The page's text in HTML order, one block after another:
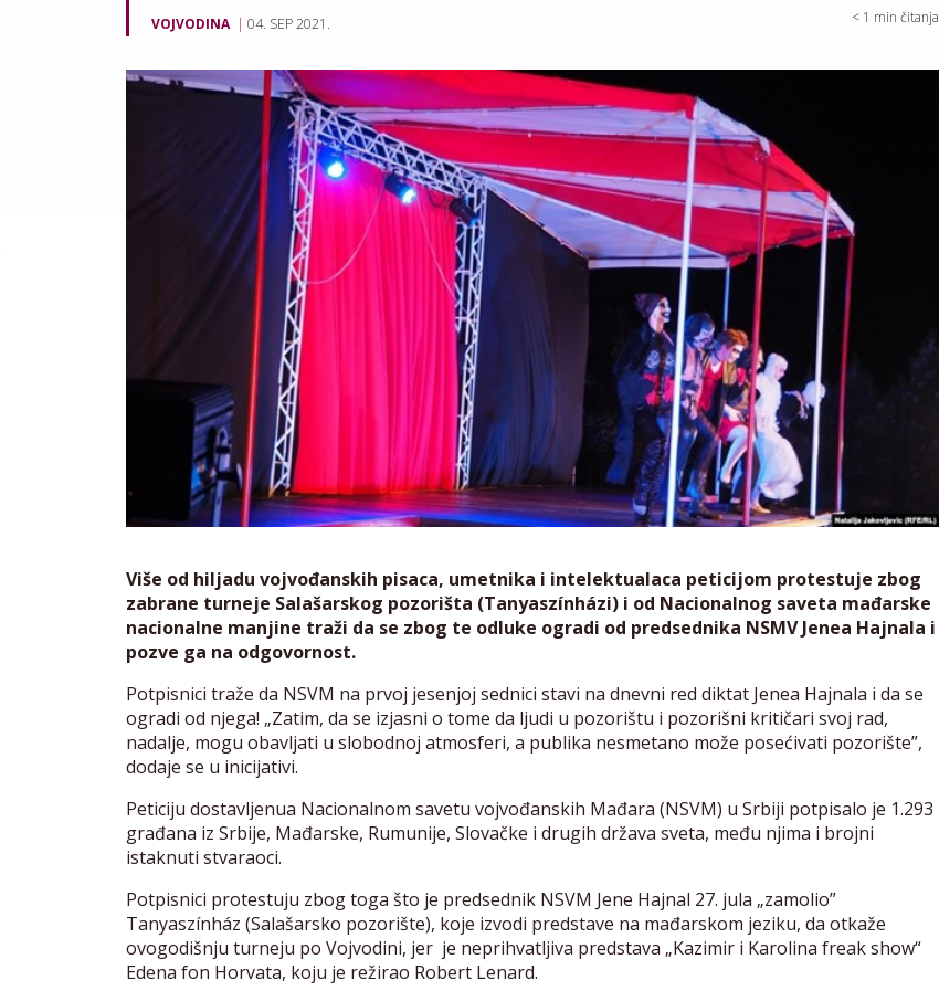
VOJVODINA 04. SEP 2021. < 1 min čitanja
Više od hiljadu vojvođanskih pisaca, umetnika i intelektualaca peticijom protestuje zbog
zabrane turneje Salašarskog pozorišta (Tanyaszínházi) i od Nacionalnog saveta mađarske
nacionalne manjine traži da se zbog te odluke ogradi od predsednika NSMV Jenea Hajnala i
pozve ga na odgovornost.
Potpisnici traže da NSVM na prvoj jesenjoj sednici stavi na dnevni red diktat Jenea Hajnala i da se
ogradi od njega! „Zatim, da se izjasni o tome da ljudi u pozorištu i pozorišni kritičari svoj rad,
nadalje, mogu obavljati u slobodnoj atmosferi, a publika nesmetano može posećivati pozorište”,
dodaje se u inicijativi.
Peticiju dostavljenua Nacionalnom savetu vojvođanskih Mađara (NSVM) u Srbiji potpisalo je 1.293
građana iz Srbije, Mađarske, Rumunije, Slovačke i drugih država sveta, među njima i brojni
istaknuti stvaraoci.
Potpisnici protestuju zbog toga što je predsednik NSVM Jene Hajnal 27. jula „zamolio”
Tanyaszínház (Salašarsko pozorište), koje izvodi predstave na mađarskom jeziku, da otkaže
ovogodišnju turneju po Vojvodini, jer je neprihvatljiva predstava „Kazimir i Karolina freak show“
Edena fon Horvata, koju je režirao Robert Lenard.